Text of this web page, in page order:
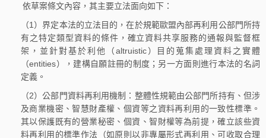
依草案條文內容，其主要立法面向如下：
（1）界定本法的立法目的，在於規範歐盟內部再利用公部門所持
有之特定類型資料的條件，確立資料共享服務的通報與監督框
架，並針對基於利他（altruistic）目的蒐集處理資料之實體
（entities），建構自願註冊的制度；另一方面則進行本法的名詞
定義。
（2）公部門資料再利用機制：整體性規範由公部門所持有、但涉
及商業機密、智慧財產權、個資等之資料再利用的一致性標準。
其以保護既有的營業秘密、個資、智財權等為前提，確立該些資
料再利用的標準作法（如原則以非專屬形式再利用、可收取合理